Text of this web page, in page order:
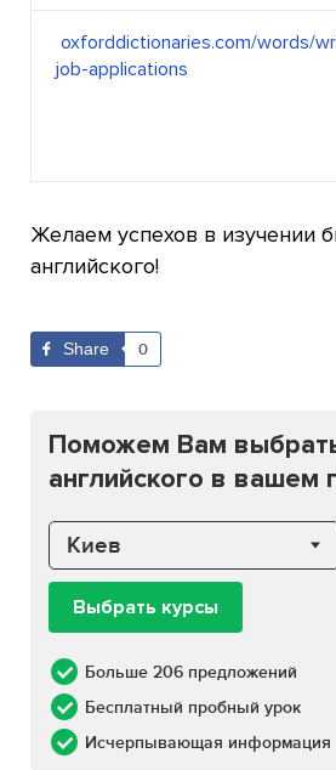
oxforddictionaries.com/words/
job-applications
Желаем успехов в изучении
английского!
Share 0
Поможем Вам
английского в вашем
Киев
Выбрать курсы
Больше 206 предложений
Бесплатный пробный урок
Исчерпывающая информация